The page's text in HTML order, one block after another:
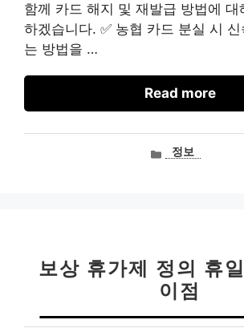
함께 카드 해지 및 재발급 방법에 대
하겠습니다. ✅ 농협 카드 분실 시
는 방법을 …
Read more
카정보
보상 휴가제 정의 휴
이점